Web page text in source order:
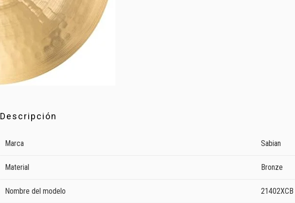
Descripción
Marca Sabian
Material Bronze
Nombre del modelo 21402XCB